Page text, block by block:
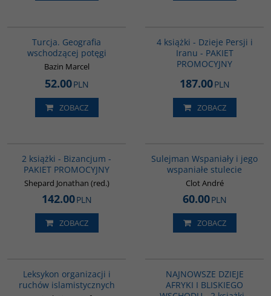
Turcja. Geografia
wschodzącej potęgi
Bazin Marcel
52.00PLN
ZOBACZ
4 książki - Dzieje Persji i
Iranu - PAKIET
PROMOCYJNY
187.00PLN
ZOBACZ
2 książki - Bizancjum -
PAKIET PROMOCYJNY
Shepard Jonathan (red.)
142.00PLN
ZOBACZ
Sulejman Wspaniały i jego
wspaniałe stulecie
Clot André
60.00PLN
ZOBACZ
Leksykon organizacji i
ruchów islamistycznych
NAJNOWSZE DZIEJE
AFRYKI I BLISKIEGO